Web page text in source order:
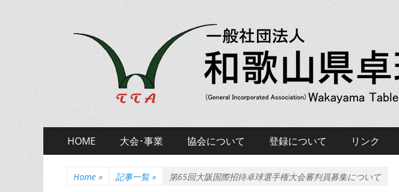
一般社団法人和歌山県卓球協
一般社団法人和歌山県卓球協会 公式ホームページ
Primary
Menu
HOME 大会･事業 協会について 登録について リンク
Home » 記事一覧 » 第65回大阪国際招待卓球選手権大会審判員募集について